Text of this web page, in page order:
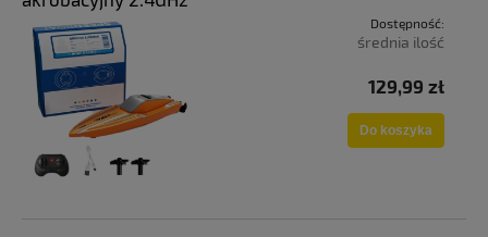
Dostępność:
średnia ilość
129,99 zł
Do koszyka